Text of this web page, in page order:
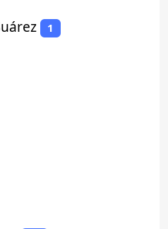
1